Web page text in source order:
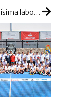
Importantísima labor social para unir la Fundación Real Madrid y el Grupo Padel Nuestro